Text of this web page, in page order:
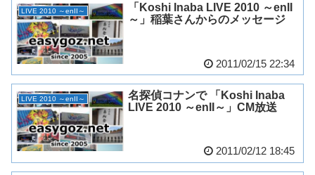
LIVE 2010 ～enII～
「Koshi Inaba LIVE 2010 ～enII
～」稲葉さんからのメッセージ
2011/02/15 22:34
LIVE 2010 ～enII～
名探偵コナンで 「Koshi Inaba
LIVE 2010 ～enII～」CM放送
2011/02/12 18:45